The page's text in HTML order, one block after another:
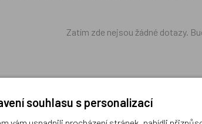
Zatím zde nejsou žádné dotazy.
souhlasu s personalizací